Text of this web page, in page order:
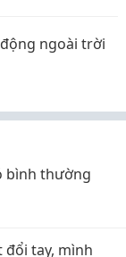
ngoài trời
bình thường
đổi tay, mình